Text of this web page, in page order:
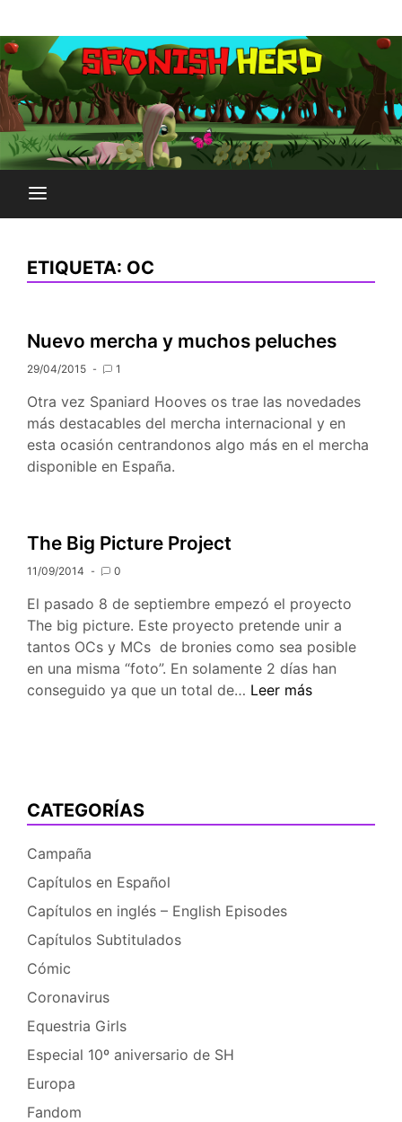
al
contenido
SPONISH HERD
ETIQUETA: OC
Nuevo mercha y muchos peluches
29/04/2015 1
Otra vez Spaniard Hooves os trae las novedades
más destacables del mercha internacional y en
esta ocasión centrandonos algo más en el mercha
disponible en España.
The Big Picture Project
11/09/2014 0
El pasado 8 de septiembre empezó el proyecto
The big picture. Este proyecto pretende unir a
tantos OCs y MCs de bronies como sea posible
en una misma “foto”. En solamente 2 días han
conseguido ya que un total de… The
Leer más
CATEGORÍAS
Campaña
Capítulos en Español
Capítulos en inglés – English Episodes
Capítulos Subtitulados
Cómic
Coronavirus
Equestria Girls
Especial 10º aniversario de SH
Europa
Fandom